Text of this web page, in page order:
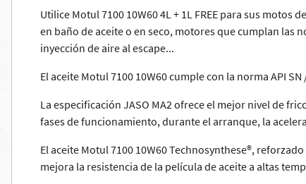
Utilice Motul 7100 10W60 4L + 1L FREE para sus
en baño de aceite o en seco, motores que cumplan las
inyección de aire al escape...
El aceite Motul 7100 10W60 cumple con la norma API
La especificación JASO MA2 ofrece el mejor nivel de
fases de funcionamiento, durante el arranque, la
El aceite Motul 7100 10W60 Technosynthese®,
mejora la resistencia de la película de aceite a altas